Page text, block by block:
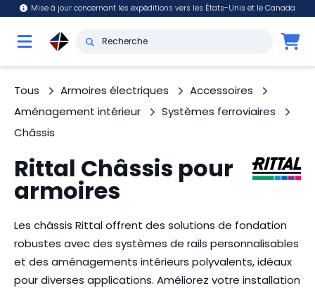
Mise à jour concernant les expéditions vers les États-Unis et le Canada
Tous Armoires électriques
Accessoires
Aménagement intérieur
Systèmes ferroviaires
Châssis
Rittal Châssis pour
armoires
Les châssis Rittal offrent des solutions de fondation
robustes avec des systèmes de rails personnalisables
et des aménagements intérieurs polyvalents, idéaux
pour diverses applications. Améliorez votre installation